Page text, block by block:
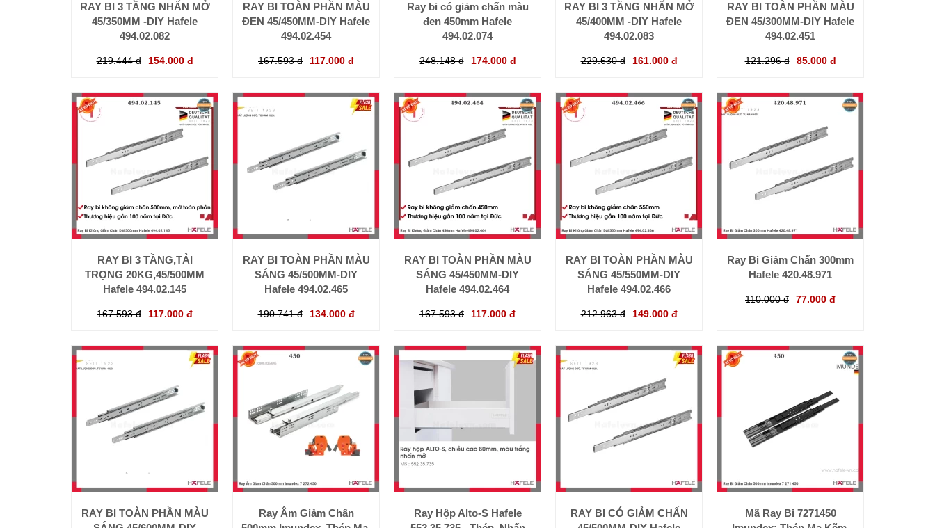
RAY BI 3 TẦNG NHẤN MỞ
45/350MM -DIY Hafele
494.02.082
219.444 đ 154.000 đ
RAY BI TOÀN PHẦN MÀU
ĐEN 45/450MM-DIY Hafele
494.02.454
167.593 đ 117.000 đ
Ray bi có giảm chấn màu
đen 450mm Hafele
494.02.074
248.148 đ 174.000 đ
RAY BI 3 TẦNG NHẤN MỞ
45/400MM -DIY Hafele
494.02.083
229.630 đ 161.000 đ
RAY BI TOÀN PHẦN MÀU
ĐEN 45/300MM-DIY Hafele
494.02.451
121.296 đ 85.000 đ
RAY BI 3 TẦNG,TẢI
TRỌNG 20KG,45/500MM
Hafele 494.02.145
167.593 đ 117.000 đ
RAY BI TOÀN PHẦN MÀU
SÁNG 45/500MM-DIY
Hafele 494.02.465
190.741 đ 134.000 đ
RAY BI TOÀN PHẦN MÀU
SÁNG 45/450MM-DIY
Hafele 494.02.464
167.593 đ 117.000 đ
RAY BI TOÀN PHẦN MÀU
SÁNG 45/550MM-DIY
Hafele 494.02.466
212.963 đ 149.000 đ
Ray Bi Giảm Chấn 300mm
Hafele 420.48.971
110.000 đ 77.000 đ
RAY BI TOÀN PHẦN MÀU
Ray Âm Giảm Chấn
Ray Hộp Alto-S Hafele
RAY BI CÓ GIẢM CHẤN
Mã Ray Bi 7271450